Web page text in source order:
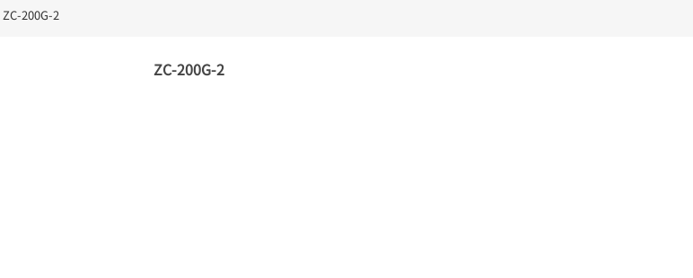
ZC-200G-2
ZC-200G-2